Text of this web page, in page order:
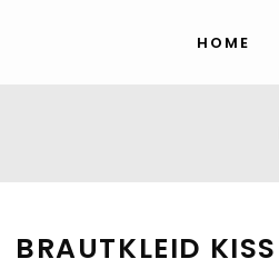
HOME
BRAUTKLEID KISS